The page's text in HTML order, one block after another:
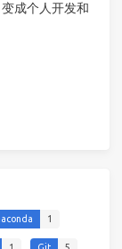
成个人开发和
1
1 Git 5